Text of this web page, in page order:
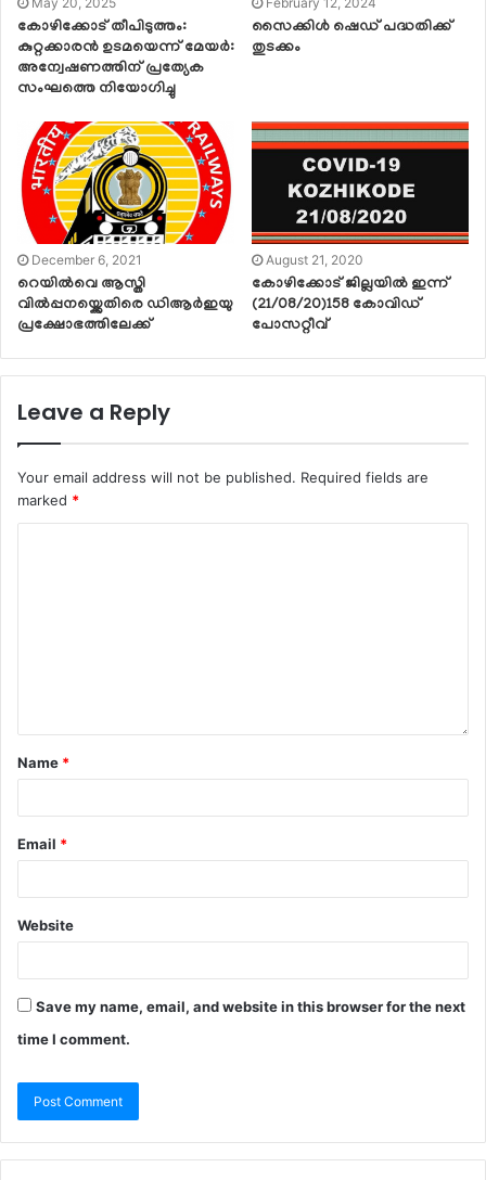
കോഴിക്കോട് തീപിടുത്തം:
കുറ്റക്കാരൻ ഉടമയെന്ന് മേയർ:
അന്വേഷണത്തിന് പ്രത്യേക
സംഘത്തെ നിയോഗിച്ചു
സൈക്കിൾ ഷെഡ് പദ്ധതിക്ക്
തുടക്കം
December 6, 2021
റെയിൽവെ ആസ്തി
വിൽപ്പനയ്ക്കെതിരെ ഡിആർഇയു
പ്രക്ഷോഭത്തിലേക്ക്
August 21, 2020
കോഴിക്കോട് ജില്ലയിൽ ഇന്ന്
(21/08/20)158 കോവിഡ്
പോസറ്റീവ്
Leave a Reply
Your email address will not be published. Required fields are
marked *
Name *
Email *
Website
Save my name, email, and website in this browser for the next
time I comment.